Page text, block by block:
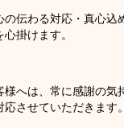
の伝わる対応・真心込
心掛けます。
様へは、常に感謝の気
応させていただきます。